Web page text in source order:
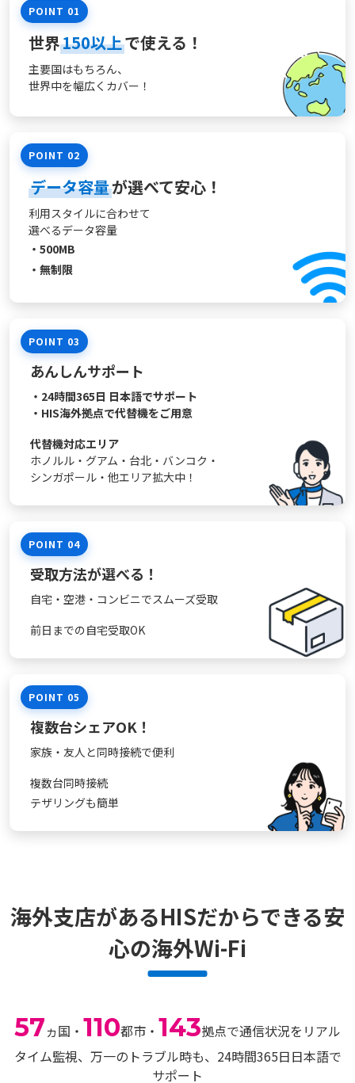
POINT 01
世界150以上で使える！
主要国はもちろん、
世界中を幅広くカバー！
POINT 02
データ容量が選べて安心！
利用スタイルに合わせて
選べるデータ容量
・500MB
・無制限
POINT 03
あんしんサポート
・24時間365日 日本語でサポート
・HIS海外拠点で代替機をご用意
代替機対応エリア
ホノルル・グアム・台北・ バンコク・
シンガポール・ 他エリア拡大中！
POINT 04
受取方法が選べる！
自宅・空港・コンビニでスムーズ受取
前日までの自宅受取OK
POINT 05
複数台シェアOK！
家族・友人と同時接続で便利
複数台同時接続
テザリングも簡単
海外支店があるHISだからできる安
心の海外Wi-Fi
57ヵ国・ 110都市・ 143拠点で通信状況をリアル
タイム監視、 万一のトラブル時も、24時間365日日本語で
サポート